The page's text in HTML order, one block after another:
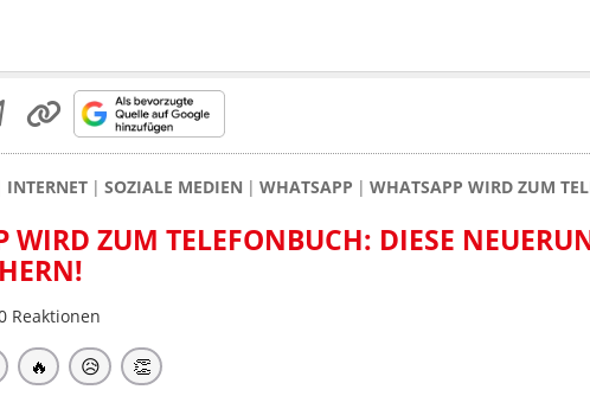
INTERNET SOZIALE MEDIEN WHATSAPP WHATSAPP WIRD ZUM
WIRD ZUM TELEFONBUCH: DIESE
Reaktionen
🔥 😥 👏